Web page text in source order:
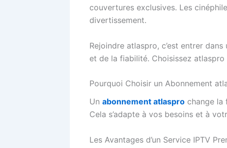
couvertures exclusives. Les
divertissement.
Rejoindre atlaspro, c’est entrer
et de la fiabilité. Choisissez
Pourquoi Choisir un Abonnement
Un abonnement atlaspro change la
Cela s’adapte à vos besoins et à
Les Avantages d’un Service IPTV